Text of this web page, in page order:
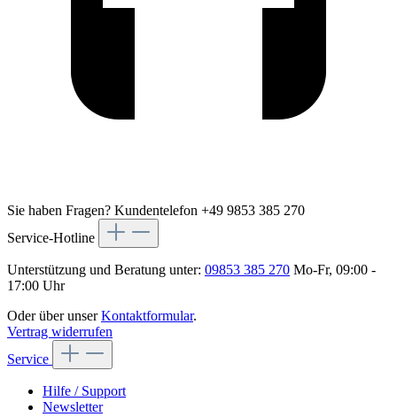
Sie haben Fragen? Kundentelefon +49 9853 385 270
Service-Hotline
Unterstützung und Beratung unter: 09853 385 270 Mo-Fr, 09:00 -
17:00 Uhr
Oder über unserKontaktformular.
Vertrag widerrufen
Service
Hilfe / Support
Newsletter